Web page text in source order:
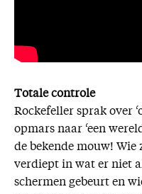
Totale controle
Rockefeller sprak over
opmars naar ‘een
de bekende mouw! Wie
verdiept in wat er niet
schermen gebeurt en